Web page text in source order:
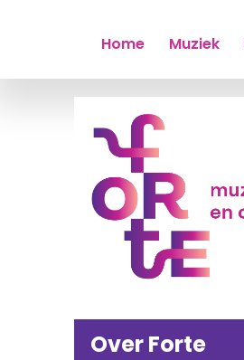
Home Muziek
Over Forte